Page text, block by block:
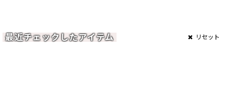
最近チェックしたアイテム リセット